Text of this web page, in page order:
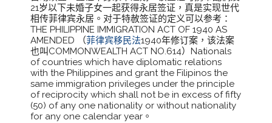
21岁以下未婚子女一起获得永居签证，真是实现世代
相传菲律宾永居。对于特赦签证的定义可以参考：
THE PHILIPPINE IMMIGRATION ACT OF 1940 AS
AMENDED （菲律宾移民法1940年修订案，该法案
也叫COMMONWEALTH ACT NO.614）Nationals
of countries which have diplomatic relations
with the Philippines and grant the Filipinos the
same immigration privileges under the principle
of reciprocity which shall not be in excess of fifty
(50) of any one nationality or without nationality
for any one calendar year。